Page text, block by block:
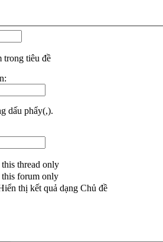
trong tiêu đề
dấu phẩy(,).
this thread only
this forum only
thị kết quả dạng Chủ đề